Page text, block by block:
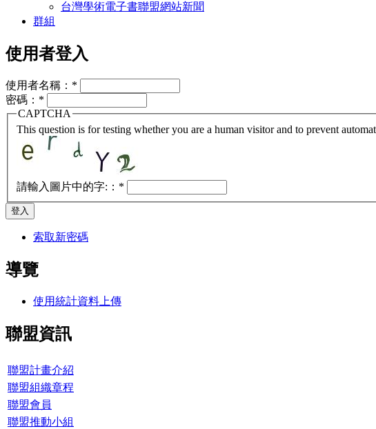
台灣學術電子書聯盟網站新聞
群組
使用者登入
使用者名稱： *
密碼： *
CAPTCHA
This question is for testing whether you are a human visitor and to prevent
請輸入圖片中的字:： *
索取新密碼
導覽
使用統計資料上傳
聯盟資訊
聯盟計畫介紹
聯盟組織章程
聯盟會員
聯盟推動小組